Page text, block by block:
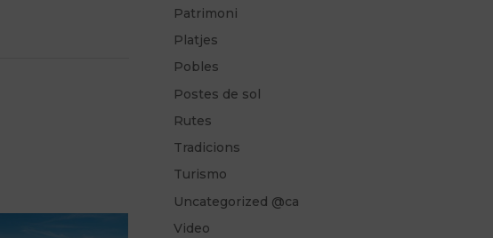
Patrimoni
Platjes
Pobles
Postes de sol
Rutes
Tradicions
Turismo
Uncategorized @ca
Video